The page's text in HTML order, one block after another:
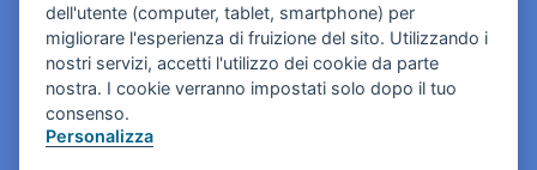
dell'utente (computer, tablet, smartphone) per
migliorare l'esperienza di fruizione del sito. Utilizzando i
nostri servizi, accetti l'utilizzo dei cookie da parte
nostra. I cookie verranno impostati solo dopo il tuo
consenso.
Personalizza